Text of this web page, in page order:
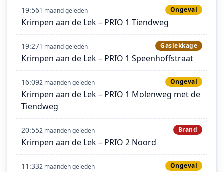
19:561 maand geleden Ongeval
Krimpen aan de Lek – PRIO 1 Tiendweg
19:271 maand geleden Gaslekkage
Krimpen aan de Lek – PRIO 1 Speenhoffstraat
16:092 maanden geleden Ongeval
Krimpen aan de Lek – PRIO 1 Molenweg met de
Tiendweg
20:552 maanden geleden Brand
Krimpen aan de Lek – PRIO 2 Noord
11:332 maanden geleden Ongeval